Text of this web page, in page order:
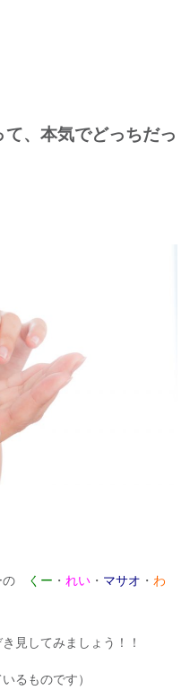
て、本気でどっちだっ
の
くー ・ れい ・ マサオ ・ わ
見してみましょう！！
るものです）